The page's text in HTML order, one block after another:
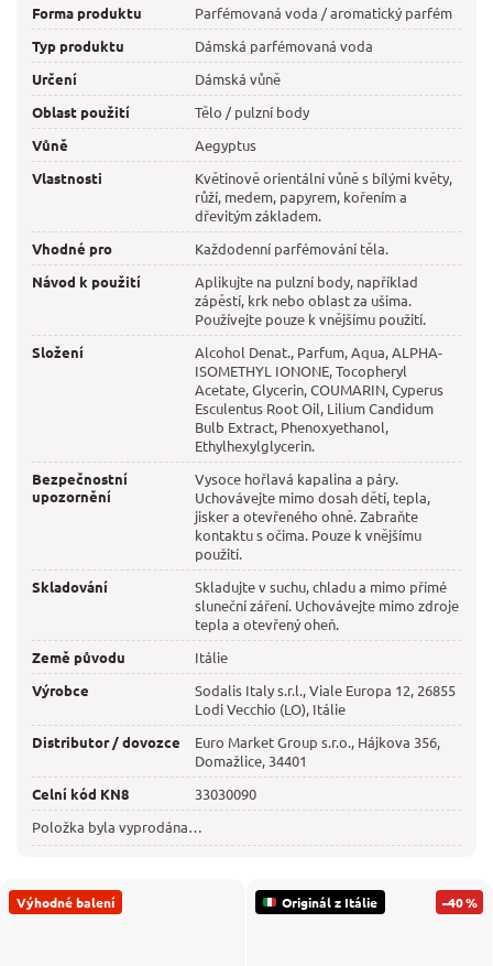
Forma produktu
Parfémovaná voda / aromatický parfém
Typ produktu
Dámská parfémovaná voda
Určení
Dámská vůně
Oblast použití
Tělo / pulzní body
Vůně
Aegyptus
Vlastnosti
Květinově orientální vůně s bílými květy,
růží, medem, papyrem, kořením a
dřevitým základem.
Vhodné pro
Každodenní parfémování těla.
Návod k použití
Aplikujte na pulzní body, například
zápěstí, krk nebo oblast za ušima.
Používejte pouze k vnějšímu použití.
Složení
Alcohol Denat., Parfum, Aqua, ALPHA-
ISOMETHYL IONONE, Tocopheryl
Acetate, Glycerin, COUMARIN, Cyperus
Esculentus Root Oil, Lilium Candidum
Bulb Extract, Phenoxyethanol,
Ethylhexylglycerin.
Bezpečnostní
upozornění
Vysoce hořlavá kapalina a páry.
Uchovávejte mimo dosah dětí, tepla,
jisker a otevřeného ohně. Zabraňte
kontaktu s očima. Pouze k vnějšímu
použití.
Skladování
Skladujte v suchu, chladu a mimo přímé
sluneční záření. Uchovávejte mimo zdroje
tepla a otevřený oheň.
Země původu
Itálie
Výrobce
Sodalis Italy s.r.l., Viale Europa 12, 26855
Lodi Vecchio (LO), Itálie
Distributor / dovozce
Euro Market Group s.r.o., Hájkova 356,
Domažlice, 34401
Celní kód KN8
33030090
Položka byla vyprodána…
Výhodné balení Originál z Itálie –40 %